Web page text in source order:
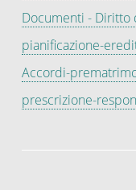
Documenti - Diritto
pianificazione-
Accordi-
prescrizione-